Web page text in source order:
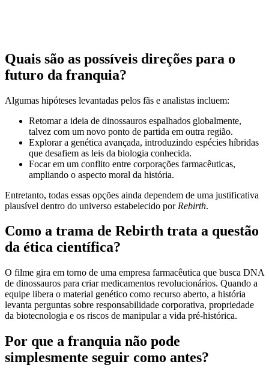
Quais são as possíveis direções para o
futuro da franquia?
Algumas hipóteses levantadas pelos fãs e analistas incluem:
Retomar a ideia de dinossauros espalhados globalmente,
talvez com um novo ponto de partida em outra região.
Explorar a genética avançada, introduzindo espécies híbridas
que desafiem as leis da biologia conhecida.
Focar em um conflito entre corporações farmacêuticas,
ampliando o aspecto moral da história.
Entretanto, todas essas opções ainda dependem de uma justificativa
plausível dentro do universo estabelecido por Rebirth.
Como a trama de Rebirth trata a questão
da ética científica?
O filme gira em torno de uma empresa farmacêutica que busca DNA
de dinossauros para criar medicamentos revolucionários. Quando a
equipe libera o material genético como recurso aberto, a história
levanta perguntas sobre responsabilidade corporativa, propriedade
da biotecnologia e os riscos de manipular a vida pré-histórica.
Por que a franquia não pode
simplesmente seguir como antes?